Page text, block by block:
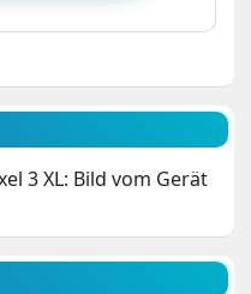
3 XL: Bild vom Gerät